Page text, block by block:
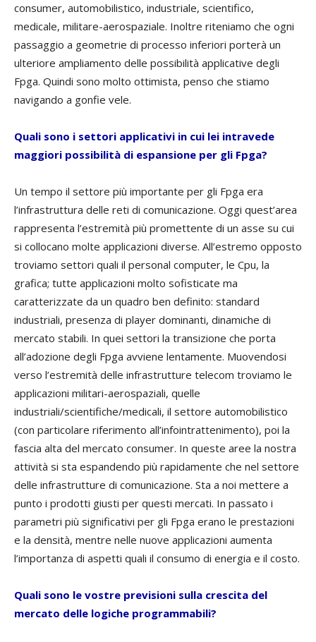
consumer, automobilistico, industriale, scientifico,
medicale, militare-aerospaziale. Inoltre riteniamo che ogni
passaggio a geometrie di processo inferiori porterà un
ulteriore ampliamento delle possibilità applicative degli
Fpga. Quindi sono molto ottimista, penso che stiamo
navigando a gonfie vele.
Quali sono i settori applicativi in cui lei intravede
maggiori possibilità di espansione per gli Fpga?
Un tempo il settore più importante per gli Fpga era
l’infrastruttura delle reti di comunicazione. Oggi quest’area
rappresenta l’estremità più promettente di un asse su cui
si collocano molte applicazioni diverse. All’estremo opposto
troviamo settori quali il personal computer, le Cpu, la
grafica; tutte applicazioni molto sofisticate ma
caratterizzate da un quadro ben definito: standard
industriali, presenza di player dominanti, dinamiche di
mercato stabili. In quei settori la transizione che porta
all’adozione degli Fpga avviene lentamente. Muovendosi
verso l’estremità delle infrastrutture telecom troviamo le
applicazioni militari-aerospaziali, quelle
industriali/scientifiche/medicali, il settore automobilistico
(con particolare riferimento all’infointrattenimento), poi la
fascia alta del mercato consumer. In queste aree la nostra
attività si sta espandendo più rapidamente che nel settore
delle infrastrutture di comunicazione. Sta a noi mettere a
punto i prodotti giusti per questi mercati. In passato i
parametri più significativi per gli Fpga erano le prestazioni
e la densità, mentre nelle nuove applicazioni aumenta
l’importanza di aspetti quali il consumo di energia e il costo.
Quali sono le vostre previsioni sulla crescita del
mercato delle logiche programmabili?